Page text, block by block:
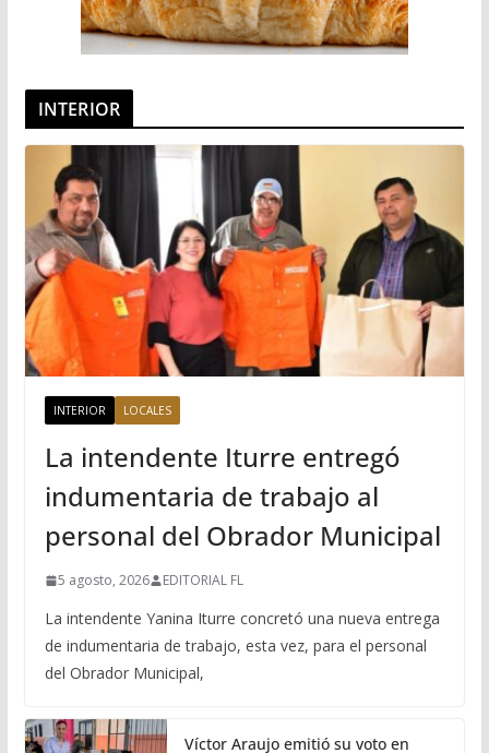
INTERIOR
INTERIOR LOCALES
La intendente Iturre entregó
indumentaria de trabajo al
personal del Obrador Municipal
5 agosto, 2026 EDITORIAL FL
La intendente Yanina Iturre concretó una nueva entrega
de indumentaria de trabajo, esta vez, para el personal
del Obrador Municipal,
Víctor Araujo emitió su voto en